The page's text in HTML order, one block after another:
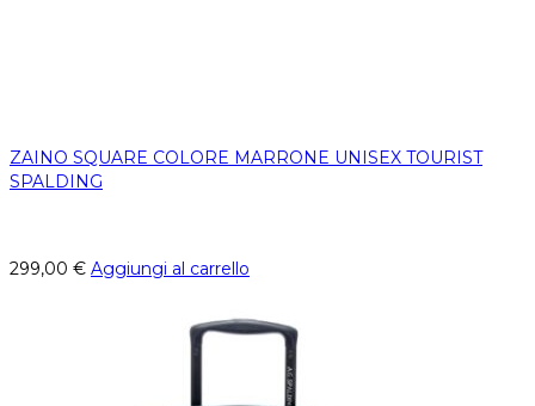
ZAINO SQUARE COLORE MARRONE UNISEX TOURIST
SPALDING
299,00 € Aggiungi al carrello